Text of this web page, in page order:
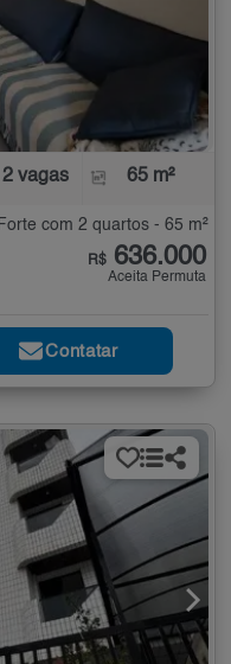
2 vagas 65 m²
com 2 quartos - 65 m²
R$ 636.000
Aceita Permuta
Contatar